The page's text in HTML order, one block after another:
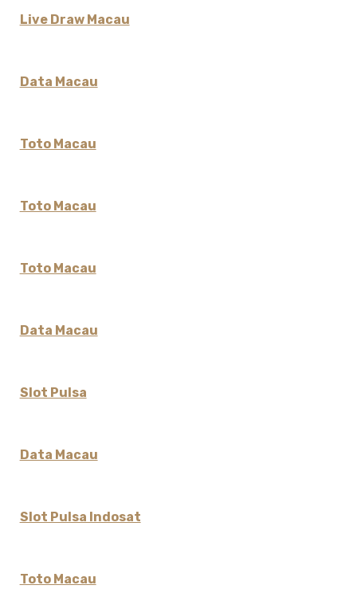
Live Draw Macau
Data Macau
Toto Macau
Toto Macau
Toto Macau
Data Macau
Slot Pulsa
Data Macau
Slot Pulsa Indosat
Toto Macau